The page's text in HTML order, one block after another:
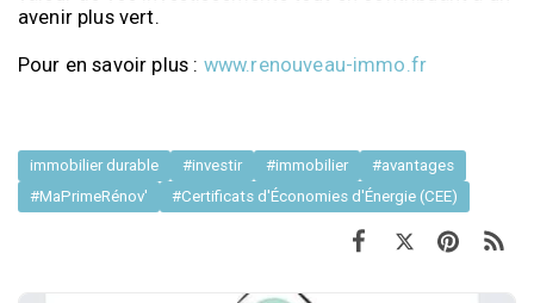
avenir plus vert.
Pour en savoir plus : www.renouveau-immo.fr
immobilier durable #investir #immobilier
#avantages
#MaPrimeRénov'
#Certificats d'Économies d'Énergie (CEE)